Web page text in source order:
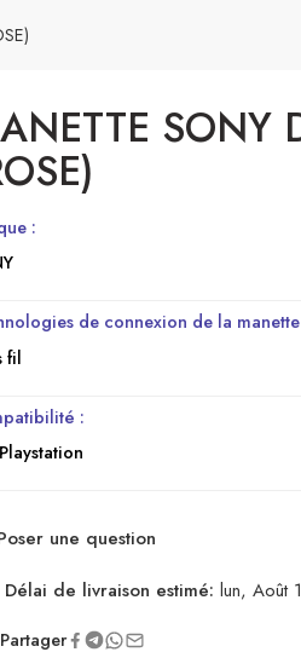
SONY
:
de connexion de la
fil
:
une question
Délai de livraison estimé: lun, Août
Partager